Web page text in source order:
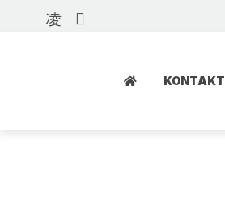
KONTAKT